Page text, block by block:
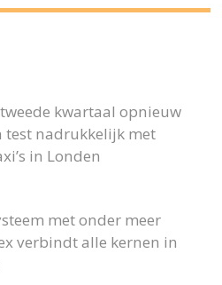
kwartaal opnieuw
test nadrukkelijk met
in Londen
met onder meer
verbindt alle kernen in